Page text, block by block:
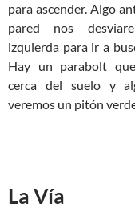
para ascender. Algo
pared nos
izquierda para ir a
Hay un parabolt
cerca del suelo y
veremos un pitón
La Vía